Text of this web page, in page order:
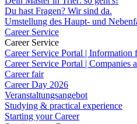
Du hast Fragen? Wir sind da.
Umstellung des Haupt- und
Career Service
Career Service
Career Service Portal | Information
Career Service Portal | Companies
Career fair
Career Day 2026
Veranstaltungsangebot
Studying & practical experience
Starting your Career